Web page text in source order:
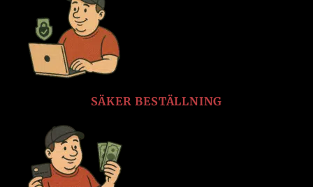
SÄKER BESTÄLLNING